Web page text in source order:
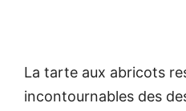
La tarte aux abricots
incontournables des